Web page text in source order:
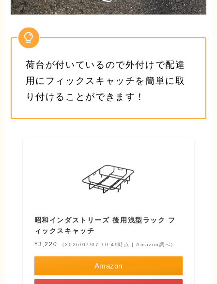
荷台が付いているので外付けで配達
用にフィックスキャッチを簡単に取
り付けることができます！
昭和インダストリーズ 後用浅型ラック フ
ィックスキャッチ
¥3,220 （2026/07/07 10:49時点 | Amazon調べ）
Amazon